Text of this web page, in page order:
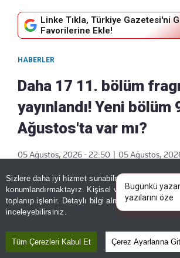
Sizlere daha iyi hizmet sunabilmek adına
konumlandırmaktayız. Kişisel verileriniz, KVKK
toplanıp işlenir. Detaylı bilgi almak için
inceleyebilirsiniz.
Tüm Çerezleri Kabul Et Çerez Ayarlarına Git
Linke Tıkla, Türkiye Gazetesi'ni
Favorilerine Ekle!
HABERLER
Daha 17 11. bölüm
yayınlandı! Yeni bölüm
Ağustos'ta var mı?
05 Ağustos, 2026 - 22:50
05 Ağustos,
Bugünkü
yazılarını